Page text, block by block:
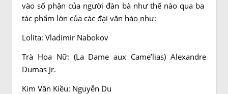
vào số phận của người đàn bà như thế nào qua ba
tác phẩm lớn của các đại văn hào như:
Lolita: Vladimir Nabokov
Trà Hoa Nữ: (La Dame aux Came’lias) Alexandre
Dumas Jr.
Kim Vân Kiều: Nguyễn Du